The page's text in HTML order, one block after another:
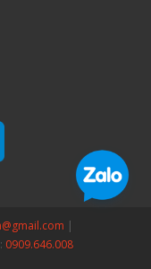
|
0909.646.008